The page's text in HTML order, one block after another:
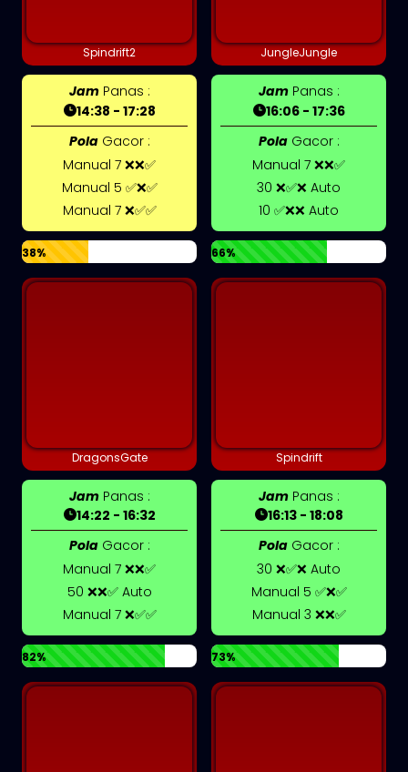
Spindrift2
JamPanas :
14:38 - 17:28
PolaGacor :
Manual 7 ❌❌✅
Manual 5 ✅❌✅
Manual 7 ❌✅✅
38%
JungleJungle
JamPanas :
16:06 - 17:36
PolaGacor :
Manual 7 ❌❌✅
30 ❌✅❌ Auto
10 ✅❌❌ Auto
66%
DragonsGate
JamPanas :
14:22 - 16:32
PolaGacor :
Manual 7 ❌❌✅
50 ❌❌✅ Auto
Manual 7 ❌✅✅
82%
Spindrift
JamPanas :
16:13 - 18:08
PolaGacor :
30 ❌✅❌ Auto
Manual 5 ✅❌✅
Manual 3 ❌❌✅
73%